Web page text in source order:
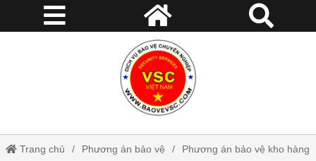
Trang chủ Phương án bảo vệ Phương án bảo vệ kho hàng